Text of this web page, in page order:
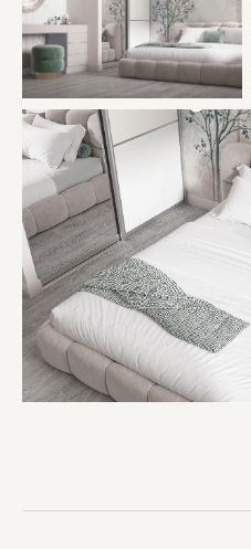
+ 7 (928) 439-64-66
kushhova@mail.ru
*Instagram (принадлежит
компании Meta, признанной
экстремистской и запрещённой
на территории РФ)
© 2020 Кушхова Светлана
Дизайн интерьера. Все права
защищены. Любое копирование
материалов без разрешения